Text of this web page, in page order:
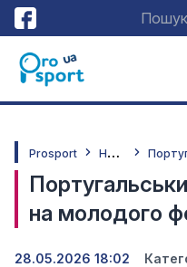
Prosport Н
овини
на молодого
28.05.2026 18:02